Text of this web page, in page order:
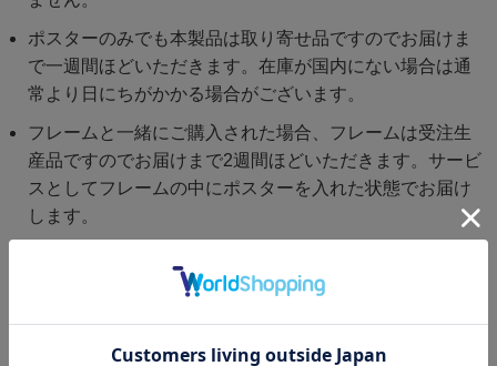
ポスターのみでも本製品は取り寄せ品ですのでお届けま
で一週間ほどいただきます。在庫が国内にない場合は通
常より日にちがかかる場合がございます。
フレームと一緒にご購入された場合、フレームは受注生
産品ですのでお届けまで2週間ほどいただきます。サービ
スとしてフレームの中にポスターを入れた状態でお届け
します。
求させていただきます。ご了承ください。